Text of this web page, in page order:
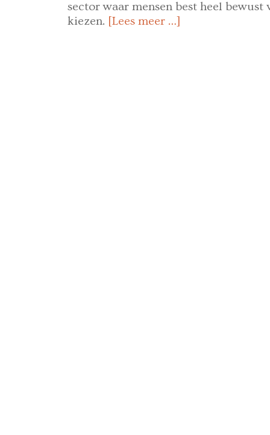
sector waar mensen best heel bewust
kiezen. [Lees meer …]